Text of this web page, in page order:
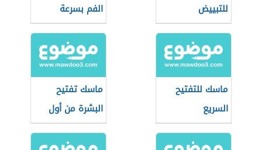
للتبييض
الفم بسرعة
ماسك للتفتيح
السريع
ماسك تفتيح
البشرة من أول
مرة